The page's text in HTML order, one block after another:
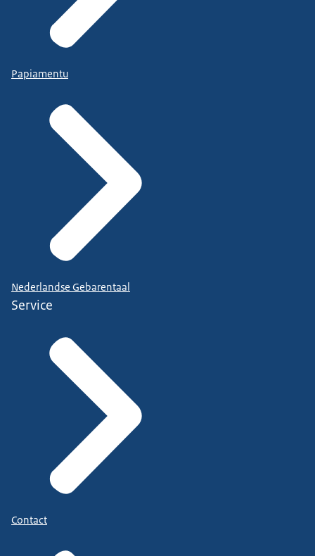
Papiamentu
Nederlandse Gebarentaal
Service
Contact